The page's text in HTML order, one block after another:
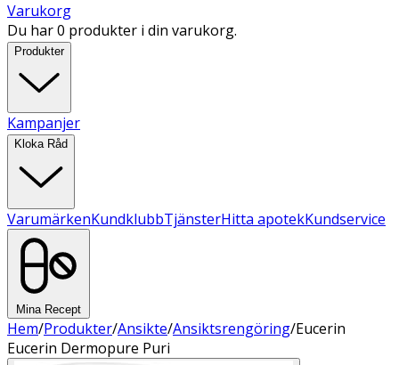
Varukorg
Du har 0 produkter i din varukorg.
Produkter
Kampanjer
Kloka Råd
VarumärkenKundklubbTjänsterHitta apotekKundservice
Mina Recept
Hem/Produkter/Ansikte/Ansiktsrengöring/Eucerin
Eucerin Dermopure Puri